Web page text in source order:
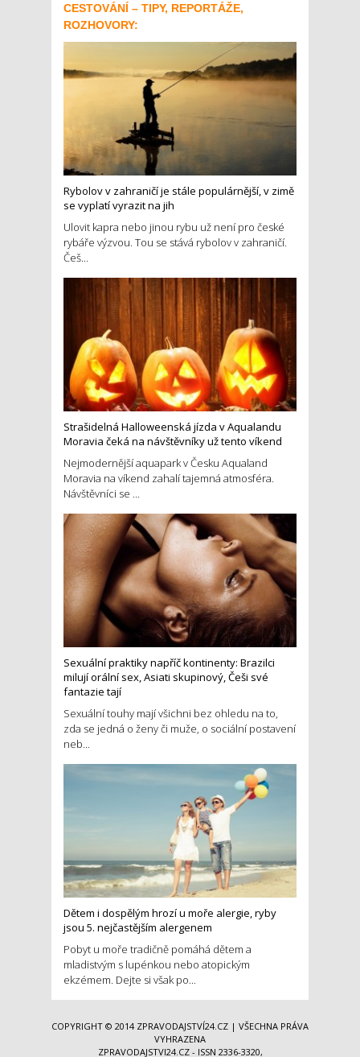
CESTOVÁNÍ – TIPY, REPORTÁŽE,
ROZHOVORY:
Rybolov v zahraničí je stále populárnější, v zimě
se vyplatí vyrazit na jih
Ulovit kapra nebo jinou rybu už není pro české
rybáře výzvou. Tou se stává rybolov v zahraničí.
Češ...
Strašidelná Halloweenská jízda v Aqualandu
Moravia čeká na návštěvníky už tento víkend
Nejmodernější aquapark v Česku Aqualand
Moravia na víkend zahalí tajemná atmosféra.
Návštěvníci se ...
Sexuální praktiky napříč kontinenty: Brazilci
milují orální sex, Asiati skupinový, Češi své
fantazie tají
Sexuální touhy mají všichni bez ohledu na to,
zda se jedná o ženy či muže, o sociální postavení
neb...
Dětem i dospělým hrozí u moře alergie, ryby
jsou 5. nejčastějším alergenem
Pobyt u moře tradičně pomáhá dětem a
mladistvým s lupénkou nebo atopickým
ekzémem. Dejte si však po...
COPYRIGHT © 2014 ZPRAVODAJSTVÍ24.CZ | VŠECHNA PRÁVA
VYHRAZENA
ZPRAVODAJSTVI24.CZ - ISSN 2336-3320,